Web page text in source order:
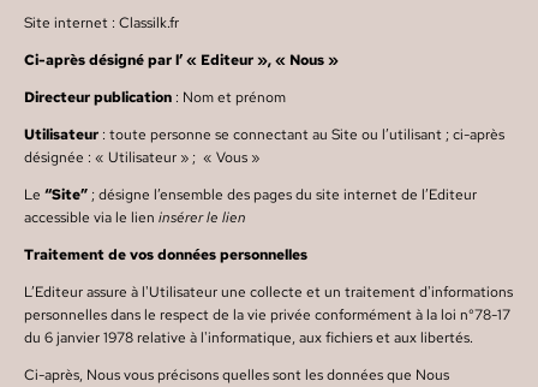
Site internet : Classilk.fr
Ci-après désigné par l’ « Editeur », « Nous »
Directeur publication : Nom et prénom
Utilisateur : toute personne se connectant au Site ou l’utilisant ; ci-après
désignée : « Utilisateur » ; « Vous »
Le “Site” ; désigne l’ensemble des pages du site internet de l’Editeur
accessible via le lien insérer le lien
Traitement de vos données personnelles
L’Editeur assure à l'Utilisateur une collecte et un traitement d'informations
personnelles dans le respect de la vie privée conformément à la loi n°78-17
du 6 janvier 1978 relative à l'informatique, aux fichiers et aux libertés.
Ci-après, Nous vous précisons quelles sont les données que Nous